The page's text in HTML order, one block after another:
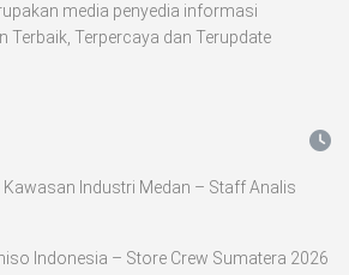
media penyedia informasi
Terbaik, Terpercaya dan Terupdate
Kawasan Industri Medan – Staff Analis
Indonesia – Store Crew Sumatera 2026